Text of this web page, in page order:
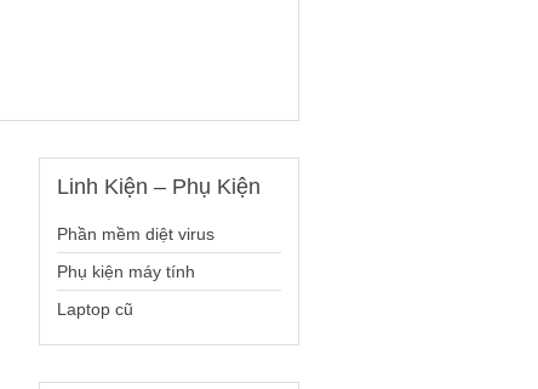
Linh Kiện – Phụ Kiện
Phần mềm diệt virus
Phụ kiện máy tính
Laptop cũ